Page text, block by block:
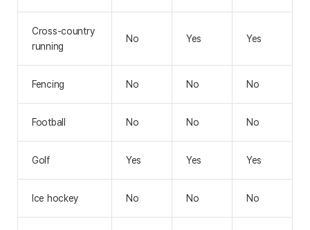
Cross-country
running
No Yes Yes
Fencing No No No
Football No No No
Golf Yes Yes Yes
Ice hockey No No No